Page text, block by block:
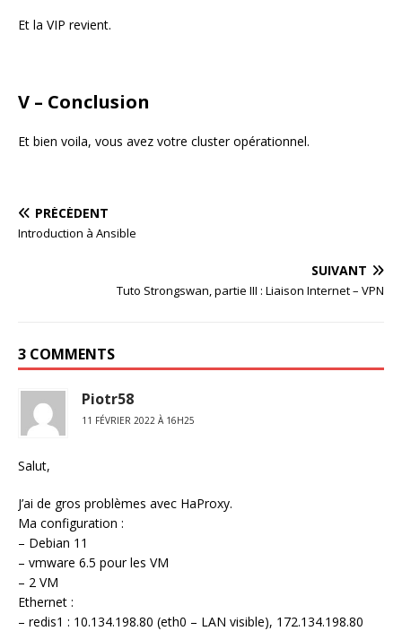
Et la VIP revient.
V – Conclusion
Et bien voila, vous avez votre cluster opérationnel.
PRÉCÉDENT
Introduction à Ansible
SUIVANT
Tuto Strongswan, partie III : Liaison Internet – VPN
3 COMMENTS
Piotr58
11 FÉVRIER 2022 À 16H25
Salut,
J’ai de gros problèmes avec HaProxy.
Ma configuration :
– Debian 11
– vmware 6.5 pour les VM
– 2 VM
Ethernet :
– redis1 : 10.134.198.80 (eth0 – LAN visible), 172.134.198.80